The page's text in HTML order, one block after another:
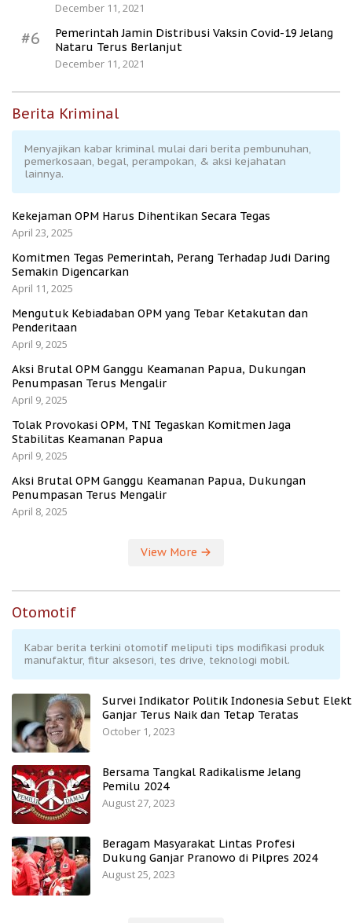
December 11, 2021
#6
Pemerintah Jamin Distribusi Vaksin Covid-19 Jelang
Nataru Terus Berlanjut
December 11, 2021
Berita Kriminal
Menyajikan kabar kriminal mulai dari berita pembunuhan,
pemerkosaan, begal, perampokan, & aksi kejahatan
lainnya.
Kekejaman OPM Harus Dihentikan Secara Tegas
April 23, 2025
Komitmen Tegas Pemerintah, Perang Terhadap Judi Daring
Semakin Digencarkan
April 11, 2025
Mengutuk Kebiadaban OPM yang Tebar Ketakutan dan
Penderitaan
April 9, 2025
Aksi Brutal OPM Ganggu Keamanan Papua, Dukungan
Penumpasan Terus Mengalir
April 9, 2025
Tolak Provokasi OPM, TNI Tegaskan Komitmen Jaga
Stabilitas Keamanan Papua
April 9, 2025
Aksi Brutal OPM Ganggu Keamanan Papua, Dukungan
Penumpasan Terus Mengalir
April 8, 2025
View More
Otomotif
Kabar berita terkini otomotif meliputi tips modifikasi produk
manufaktur, fitur aksesori, tes drive, teknologi mobil.
Survei Indikator Politik Indonesia Sebut
Ganjar Terus Naik dan Tetap Teratas
October 1, 2023
Bersama Tangkal Radikalisme Jelang
Pemilu 2024
August 27, 2023
Beragam Masyarakat Lintas Profesi
Dukung Ganjar Pranowo di Pilpres 2024
August 25, 2023